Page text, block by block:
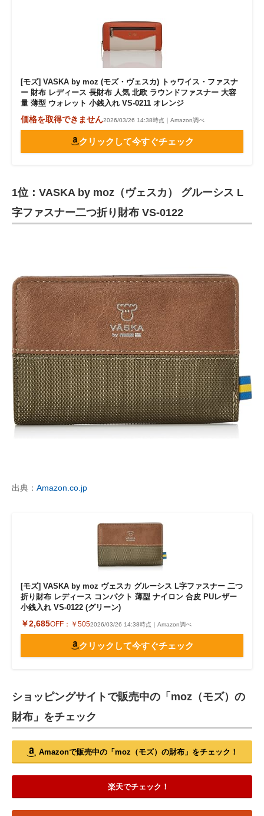
[モズ] VASKA by moz (モズ・ヴェスカ) トゥワイス・ファスナ
ー 財布 レディース 長財布 人気 北欧 ラウンドファスナー 大容
量 薄型 ウォレット 小銭入れ VS-0211 オレンジ
価格を取得できません2026/03/26 14:38時点｜Amazon調べ
クリックして今すぐチェック
1位：VASKA by moz（ヴェスカ） グルーシス L
字ファスナー二つ折り財布 VS-0122
出典： Amazon.co.jp
[モズ] VASKA by moz ヴェスカ グルーシス L字ファスナー 二つ
折り財布 レディース コンパクト 薄型 ナイロン 合皮 PUレザー
小銭入れ VS-0122 (グリーン)
￥2,685OFF： ￥5052026/03/26 14:38時点｜Amazon調べ
クリックして今すぐチェック
ショッピングサイトで販売中の「moz（モズ）の
財布」をチェック
Amazonで販売中の「moz（モズ）の財布」をチェック！
楽天でチェック！